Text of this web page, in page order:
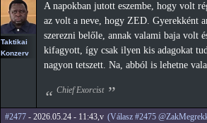
Taktikai
Konzerv
A napokban jutott eszembe, hogy volt
az volt a neve, hogy ZED. Gyerekként
szerezni belőle, annak valami baja volt
kifagyott, így csak ilyen kis adagokat
nagyon tetszett. Na, abból is lehetne
Chief Exorcist
#2477 - 2026.05.24 - 11:43,v (Válasz #2475